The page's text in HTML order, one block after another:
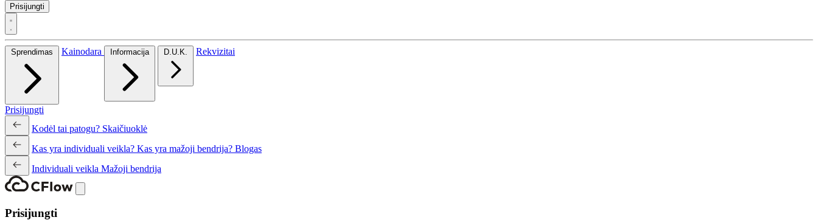
Prisijungti
Sprendimas Kainodara Informacija D.U.K. Rekvizitai
Prisijungti
Kodėl tai patogu? Skaičiuoklė
Kas yra individuali veikla? Kas yra mažoji bendrija? Blogas
Individuali veikla Mažoji bendrija
Prisijungti